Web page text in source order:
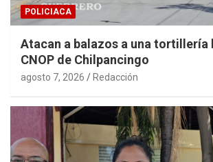
POLICIACA
Atacan a balazos a una tortillería
CNOP de Chilpancingo
agosto 7, 2026 Redacción